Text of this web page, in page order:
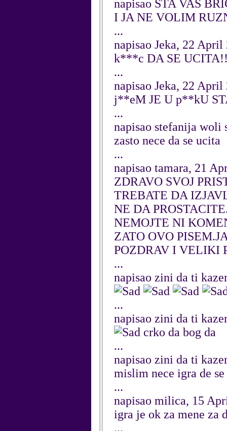
napisao STA VAS
I JA NE VOLIM
...
napisao Jeka, 22 April
k***c DA SE
...
napisao Jeka, 22 April
j**eM JE U p**kU
...
napisao stefanija woli
zasto nece da se ucita
...
napisao tamara, 21
ZDRAVO SVOJ
TREBATE DA
NE DA
NEMOJTE NI
ZATO OVO
POZDRAV I VELIKI
...
napisao zini da ti
...
napisao zini da ti
crko da bog da
...
napisao zini da ti
mislim nece igra de
...
napisao milica, 15
igra je ok za mene za
...